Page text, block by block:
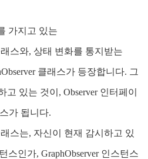
가지고 있는
래스와, 상태 변화를 통지받는
클래스가 등장합니다. 그
있는 것이, Observer 인터페이
가 됩니다.
래스는, 자신이 현재 감시하고 있
스인가, GraphObserver 인스턴스